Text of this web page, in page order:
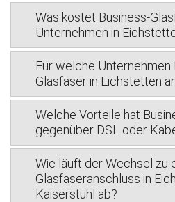
Was kostet Business-
Unternehmen in
Für welche Unternehmen
Glasfaser in Eichstetten
Welche Vorteile hat
gegenüber DSL oder
Wie läuft der Wechsel zu
Glasfaseranschluss in
Kaiserstuhl ab?